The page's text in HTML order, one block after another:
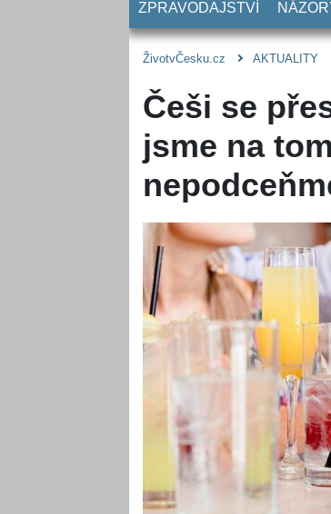
ZPRAVODAJSTVÍ
ŽivotvČesku.cz AKTUALITY
Češi se
jsme na